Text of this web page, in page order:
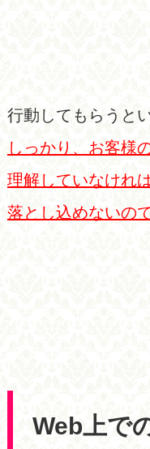
行動してもらうと
しっかり、お客様
理解していなけれ
落とし込めないので
Web上で